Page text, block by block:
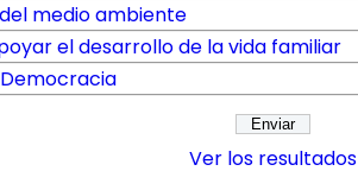
medio ambiente
el desarrollo de la vida familiar
Ver los resultados